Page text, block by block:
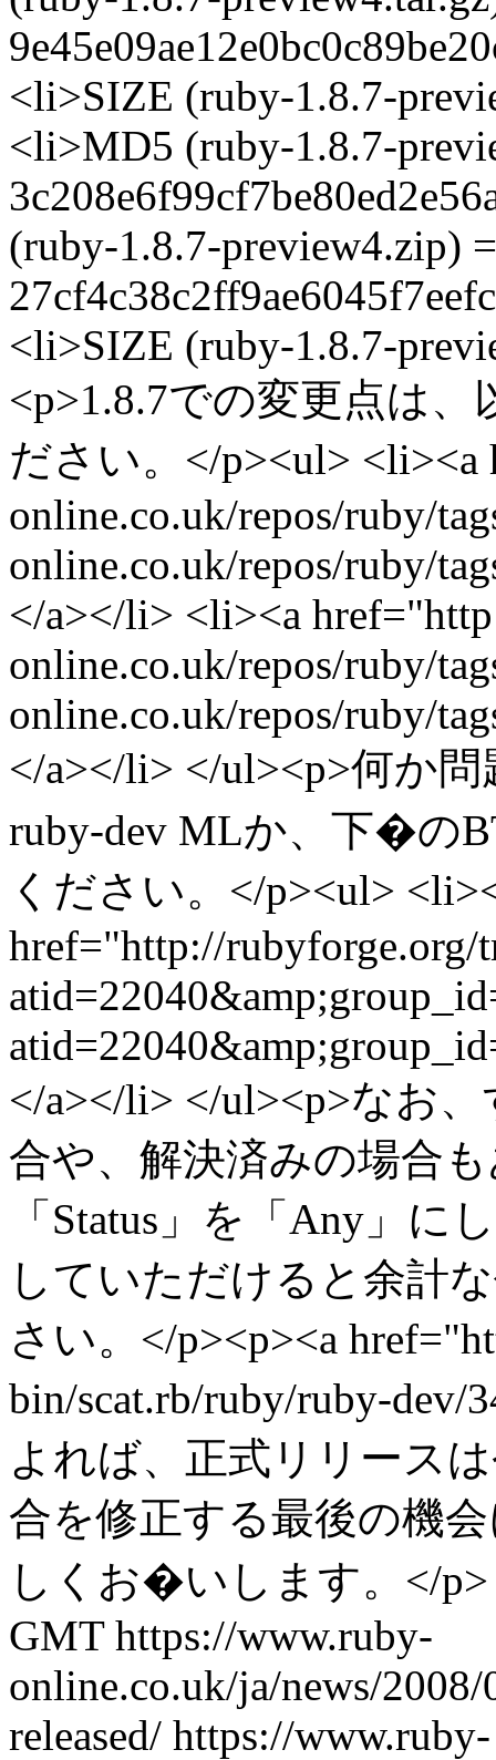
<li>SIZE (ruby-1.8.7-
<li>MD5 (ruby-1.8.7-
(ruby-1.8.7-preview4.zip) =
<li>SIZE (ruby-1.8.7-
<p>1.8.7での変更点は
ださい。</p><ul> <li><a
online.co.uk/repos/ruby/
online.co.uk/repos/ruby/
</a></li> <li><a
online.co.uk/repos/ruby/
online.co.uk/repos/ruby/
</a></li> </ul><p>何か
ruby-dev MLか、下�の
ください。</p><ul>
href="http://rubyforge.org/
</a></li> </ul><p>なお
合や、解決済みの場合
「Status」を「Any」に
していただけると余計
さい。</p><p><a
bin/scat.rb/ruby/ruby-dev/
よれば、正式リリース
合を修正する最後の機
しくお�いします。</p>
GMT https://www.ruby-
online.co.uk/ja/news/
released/ https://www.ruby-